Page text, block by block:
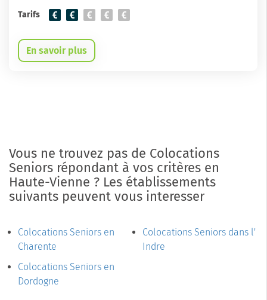
Tarifs
En savoir plus
Vous ne trouvez pas de Colocations
Seniors répondant à vos critères en
Haute-Vienne ? Les établissements
suivants peuvent vous interesser
Colocations Seniors en
Charente
Colocations Seniors en
Dordogne
Colocations Seniors dans l'
Indre